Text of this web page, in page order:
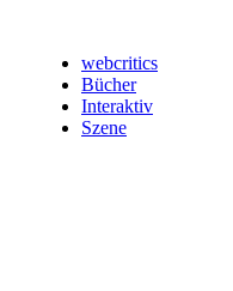
webcritics
Bücher
Interaktiv
Szene